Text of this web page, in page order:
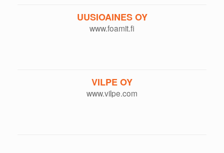
UUSIOAINES OY
www.foamit.fi
VILPE OY
www.vilpe.com